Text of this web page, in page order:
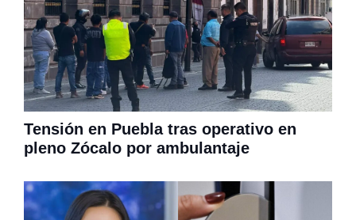
Tensión en Puebla tras operativo en
pleno Zócalo por ambulantaje